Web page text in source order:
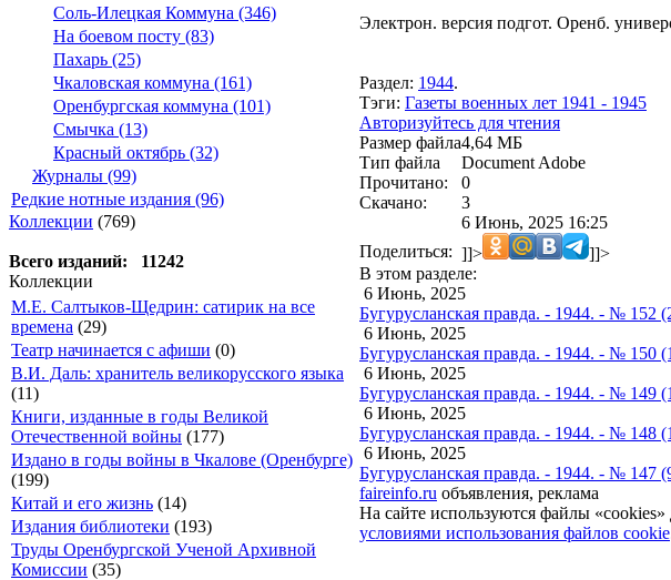
Соль-Илецкая Коммуна (346)
На боевом посту (83)
Пахарь (25)
Чкаловская коммуна (161)
Оренбургская коммуна (101)
Смычка (13)
Красный октябрь (32)
Журналы (99)
Редкие нотные издания (96)
Коллекции (769)
Всего изданий: 11242
Коллекции
М.Е. Салтыков-Щедрин: сатирик на все
времена (29)
Театр начинается с афиши (0)
В.И. Даль: хранитель великорусского языка
(11)
Книги, изданные в годы Великой
Отечественной войны (177)
Издано в годы войны в Чкалове (Оренбурге)
(199)
Китай и его жизнь (14)
Издания библиотеки (193)
Труды Оренбургской Ученой Архивной
Комиссии (35)
Электрон. версия подгот. Оренб.
Раздел: 1944.
Тэги: Газеты военных лет 1941 - 1945
Авторизуйтесь для чтения
Размер файла4,64 МБ
Тип файла
Document Adobe
Прочитано:
0
Скачано:
3
6 Июнь, 2025 16:25
Поделиться: ]]>
]]>
В этом разделе:
6 Июнь, 2025
Бугурусланская правда. - 1944. - № 152
6 Июнь, 2025
Бугурусланская правда. - 1944. - № 150
6 Июнь, 2025
Бугурусланская правда. - 1944. - № 149
6 Июнь, 2025
Бугурусланская правда. - 1944. - № 148
6 Июнь, 2025
Бугурусланская правда. - 1944. - № 147
faireinfo.ru объявления, реклама
На сайте используются файлы
условиями использования файлов cookie